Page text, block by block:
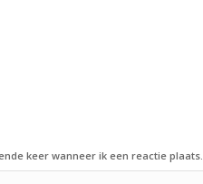
keer wanneer ik een reactie plaats.